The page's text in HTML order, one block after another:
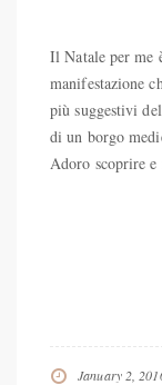
Il Natale per me
manifestazione
più suggestivi
di un borgo
Adoro scoprire
January 2,